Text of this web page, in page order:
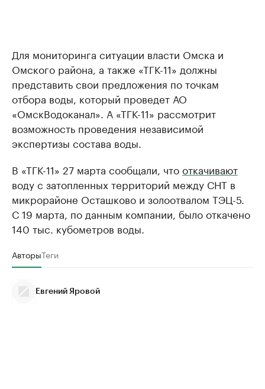
Для мониторинга ситуации власти Омска и
Омского района, а также «ТГК-11» должны
представить свои предложения по точкам
отбора воды, который проведет АО
«ОмскВодоканал». А «ТГК-11» рассмотрит
возможность проведения независимой
экспертизы состава воды.
В «ТГК-11» 27 марта сообщали, чтооткачивают
воду с затопленных территорий между СНТ в
микрорайоне Осташково и золоотвалом ТЭЦ-5.
С 19 марта, по данным компании, было откачено
140 тыс. кубометров воды.
АвторыТеги
Евгений Яровой